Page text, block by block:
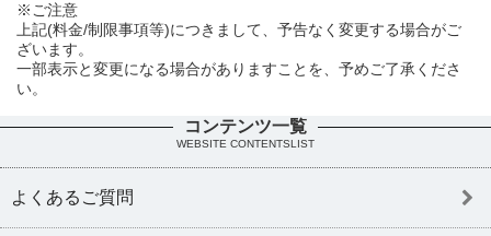
※ご注意
上記(料金/制限事項等)につきまして、予告なく変更する場合がご
ざいます。
一部表示と変更になる場合がありますことを、予めご了承くださ
い。
コンテンツ一覧
WEBSITE CONTENTSLIST
よくあるご質問